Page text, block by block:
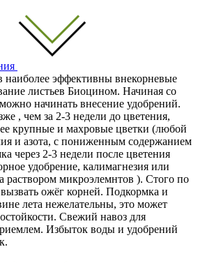
эффективны внекорневые
листьев Биоцином. Начиная со
начинать внесение удобрений.
, чем за 2-3 недели до цветения,
крупные и махровые цветки (любой
и азота, с пониженным содержанием
через 2-3 недели после цветения
удобрение, калимагнезия или
раствором микроэлемнтов ). Стого по
ожёг корней. Подкормка и
лета нежелательны, это может
Свежий навоз для
Избыток воды и удобрений